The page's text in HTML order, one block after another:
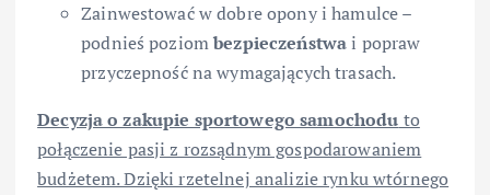
Zainwestować w dobre opony i hamulce –
podnieś poziombezpieczeństwai popraw
przyczepność na wymagających trasach.
Decyzja o zakupie sportowego samochodu to
połączenie pasji z rozsądnym gospodarowaniem
budżetem. Dzięki rzetelnej analizie rynku wtórnego